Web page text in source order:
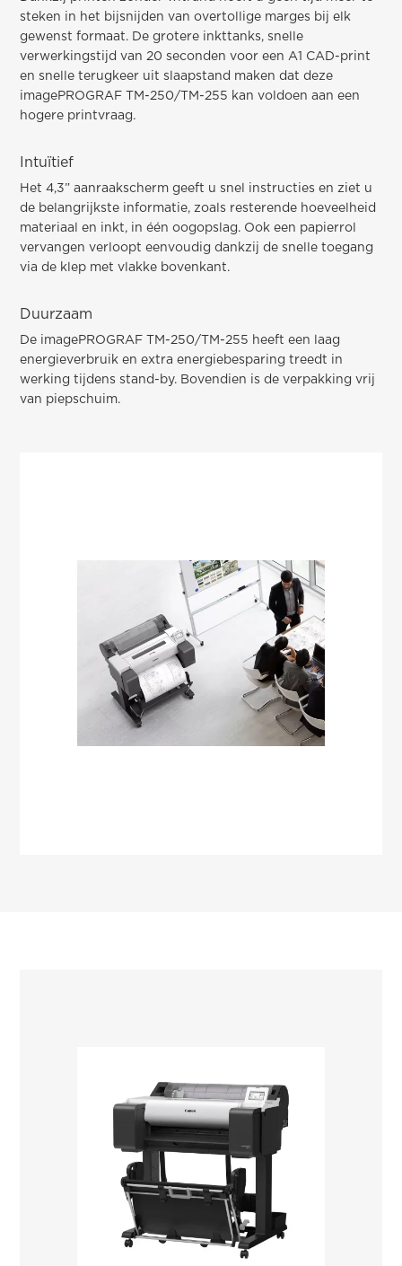
steken in het bijsnijden van overtollige marges bij elk
gewenst formaat. De grotere inkttanks, snelle
verwerkingstijd van 20 seconden voor een A1 CAD-print
en snelle terugkeer uit slaapstand maken dat deze
imagePROGRAF TM-250/TM-255 kan voldoen aan een
hogere printvraag.
Intuïtief
Het 4,3” aanraakscherm geeft u snel instructies en ziet u
de belangrijkste informatie, zoals resterende hoeveelheid
materiaal en inkt, in één oogopslag. Ook een papierrol
vervangen verloopt eenvoudig dankzij de snelle toegang
via de klep met vlakke bovenkant.
Duurzaam
De imagePROGRAF TM-250/TM-255 heeft een laag
energieverbruik en extra energiebesparing treedt in
werking tijdens stand-by. Bovendien is de verpakking vrij
van piepschuim.